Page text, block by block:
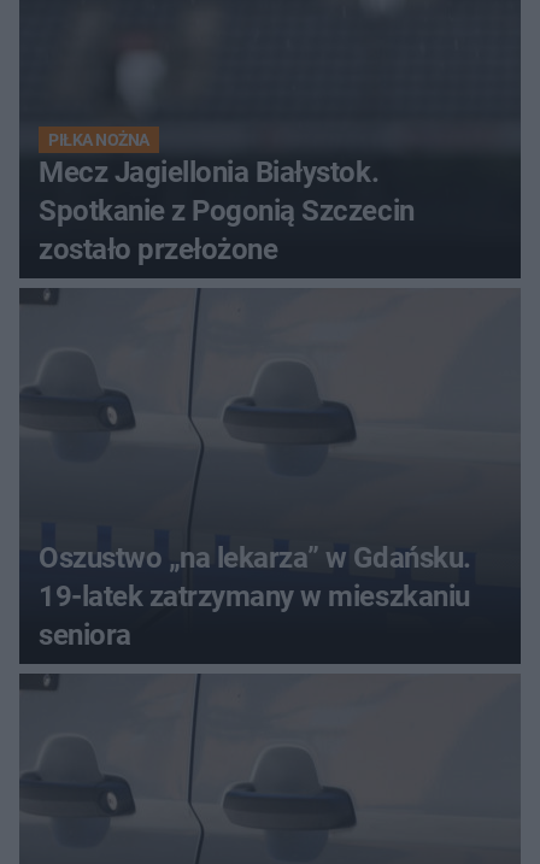
PIŁKA NOŻNA
Mecz Jagiellonia Białystok.
Spotkanie z Pogonią Szczecin
zostało przełożone
Oszustwo „na lekarza” w Gdańsku.
19-latek zatrzymany w mieszkaniu
seniora